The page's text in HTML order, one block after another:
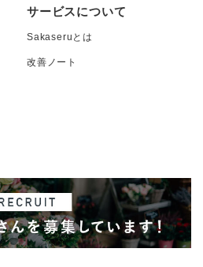
サービスについて
Sakaseruとは
改善ノート